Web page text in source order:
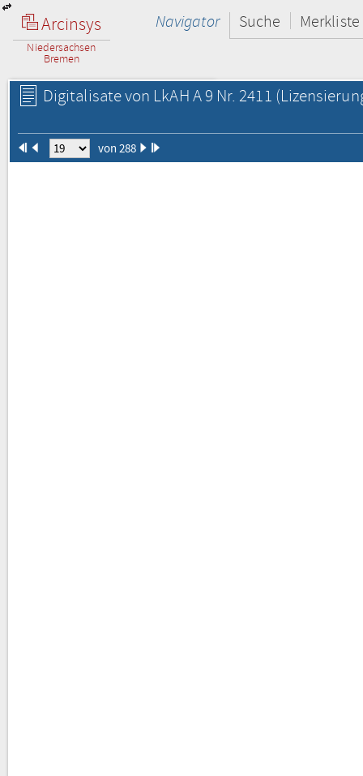
Arcinsys
Niedersachsen
Bremen
Navigator Suche Merkliste
Digitalisate von LkAH A 9 Nr. 2411
von 288